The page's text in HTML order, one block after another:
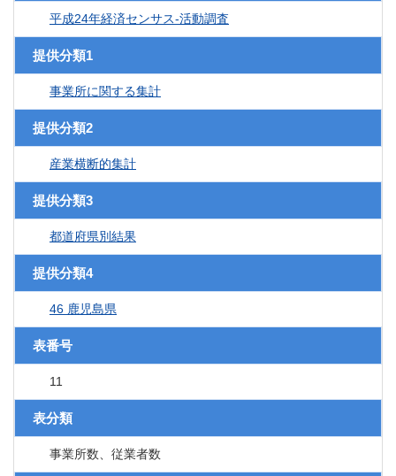
平成24年経済センサス‐活動調査
提供分類1
事業所に関する集計
提供分類2
産業横断的集計
提供分類3
都道府県別結果
提供分類4
46 鹿児島県
表番号
11
表分類
事業所数、従業者数